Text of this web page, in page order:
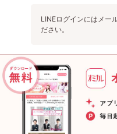
LINEログインにはメー
ださい。